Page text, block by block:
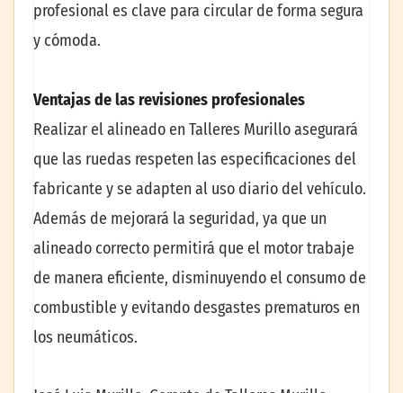
profesional es clave para circular de forma segura
y cómoda.
Ventajas de las revisiones profesionales
Realizar el alineado en Talleres Murillo asegurará
que las ruedas respeten las especificaciones del
fabricante y se adapten al uso diario del vehículo.
Además de mejorará la seguridad, ya que un
alineado correcto permitirá que el motor trabaje
de manera eficiente, disminuyendo el consumo de
combustible y evitando desgastes prematuros en
los neumáticos.